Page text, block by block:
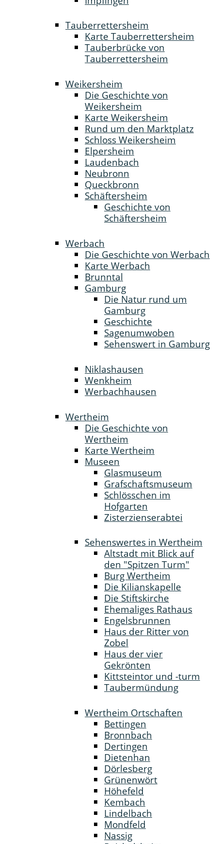
Tauberrettersheim
Karte Tauberrettersheim
Tauberbrücke von
Tauberrettersheim
Weikersheim
Die Geschichte von
Weikersheim
Karte Weikersheim
Rund um den Marktplatz
Schloss Weikersheim
Elpersheim
Laudenbach
Neubronn
Queckbronn
Schäftersheim
Geschichte von
Schäftersheim
Werbach
Die Geschichte von Werbach
Karte Werbach
Brunntal
Gamburg
Die Natur rund um
Gamburg
Geschichte
Sagenumwoben
Sehenswert in Gamburg
Niklashausen
Wenkheim
Werbachhausen
Wertheim
Die Geschichte von
Wertheim
Karte Wertheim
Museen
Glasmuseum
Grafschaftsmuseum
Schlösschen im
Hofgarten
Zisterzienserabtei
Sehenswertes in Wertheim
Altstadt mit Blick auf
den "Spitzen Turm"
Burg Wertheim
Die Kilianskapelle
Die Stiftskirche
Ehemaliges Rathaus
Engelsbrunnen
Haus der Ritter von
Zobel
Haus der vier
Gekrönten
Kittsteintor und -turm
Taubermündung
Wertheim Ortschaften
Bettingen
Bronnbach
Dertingen
Dietenhan
Dörlesberg
Grünenwört
Höhefeld
Kembach
Lindelbach
Mondfeld
Nassig